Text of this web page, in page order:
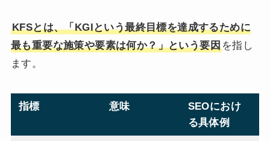
KFSとは、「KGIという最終目標を達成するために
最も重要な施策や要素は何か？」という要因を指し
ます。
指標 意味
SEOにおけ
る具体例